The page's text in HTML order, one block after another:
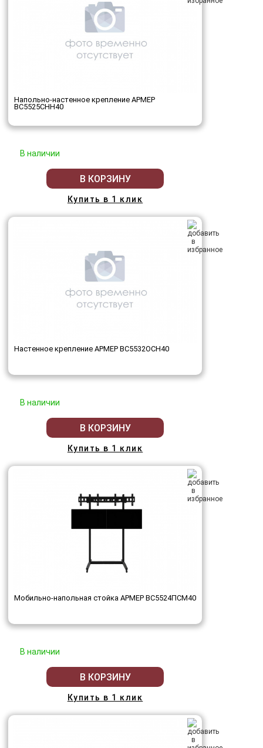
Напольно-настенное крепление АРМЕР
ВС5525СНН40
В наличии
В КОРЗИНУ
Купить в 1 клик
Настенное крепление АРМЕР ВС5532ОСН40
В наличии
В КОРЗИНУ
Купить в 1 клик
Мобильно-напольная стойка АРМЕР ВС5524ПСМ40
В наличии
В КОРЗИНУ
Купить в 1 клик